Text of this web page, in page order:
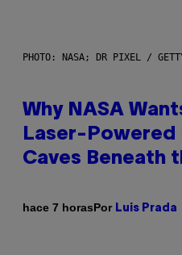
PHOTO: NASA; DR PIXEL /
Why NASA
Laser-Powered
Caves Beneath
hace 7 horasPor Luis Prada